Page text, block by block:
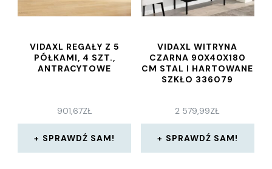
VIDAXL REGAŁY Z 5
PÓŁKAMI, 4 SZT.,
ANTRACYTOWE
901,67ZŁ
SPRAWDŹ SAM!
VIDAXL WITRYNA
CZARNA 90X40X180
CM STAL I HARTOWANE
SZKŁO 336079
2 579,99ZŁ
SPRAWDŹ SAM!